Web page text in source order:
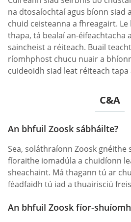
na dtosaíochtaí agus bíonn siad
chuid ceisteanna a fhreagairt.
thapa, tá bealaí an-éifeachtacha
saincheist a réiteach. Buail
ríomhphost chucu nuair a
cuideoidh siad leat réiteach tapa
C&A
An bhfuil Zoosk sábháilte?
Sea, soláthraíonn Zoosk gnéithe
fíoraithe iomadúla a chuidíonn
sheachaint. Má thagann tú ar
féadfaidh tú iad a thuairisciú
An bhfuil Zoosk fíor-